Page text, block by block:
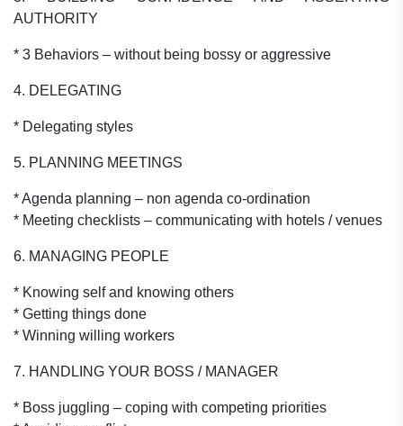
AUTHORITY
* 3 Behaviors – without being bossy or aggressive
4. DELEGATING
* Delegating styles
5. PLANNING MEETINGS
* Agenda planning – non agenda co-ordination
* Meeting checklists – communicating with hotels / venues
6. MANAGING PEOPLE
* Knowing self and knowing others
* Getting things done
* Winning willing workers
7. HANDLING YOUR BOSS / MANAGER
* Boss juggling – coping with competing priorities